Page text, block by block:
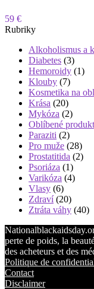
59 €
Rubriky
Alkoholismus a
Diabetes (3)
Hemoroidy (1)
Klouby (7)
Kosmetika na
Krása (20)
Mykóza (2)
Oblíbené
Paraziti (2)
Pro muže (28)
Prostatitida (2)
Psoriáza (1)
Varikóza (4)
Vlasy (6)
Zdraví(20)
Ztráta váhy (40)
perte de poids, la
des acheteurs et des
Politique de
Contact
Disclaimer